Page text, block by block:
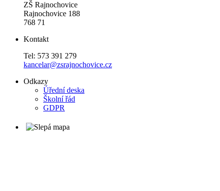
ZŠ Rajnochovice
Rajnochovice 188
768 71
Kontakt
Tel: 573 391 279
kancelar@zsrajnochovice.cz
Odkazy
Úřední deska
Školní řád
GDPR